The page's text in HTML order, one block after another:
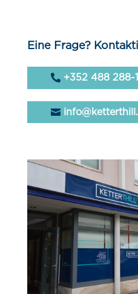
Eine Frage?
+352 488 288-1